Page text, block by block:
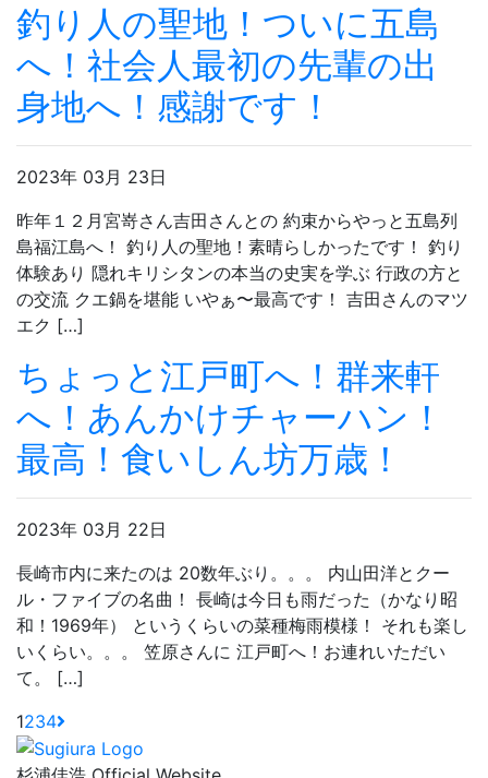
釣り人の聖地！ついに五島
へ！社会人最初の先輩の出
身地へ！感謝です！
2023年 03月 23日
昨年１２月宮嵜さん吉田さんとの 約束からやっと五島列
島福江島へ！ 釣り人の聖地！素晴らしかったです！ 釣り
体験あり 隠れキリシタンの本当の史実を学ぶ 行政の方と
の交流 クエ鍋を堪能 いやぁ〜最高です！ 吉田さんのマツ
エク […]
ちょっと江戸町へ！群来軒
へ！あんかけチャーハン！
最高！食いしん坊万歳！
2023年 03月 22日
長崎市内に来たのは 20数年ぶり。。。 内山田洋とクー
ル・ファイブの名曲！ 長崎は今日も雨だった（かなり昭
和！1969年） というくらいの菜種梅雨模様！ それも楽し
いくらい。。。 笠原さんに 江戸町へ！お連れいただい
て。 […]
1234